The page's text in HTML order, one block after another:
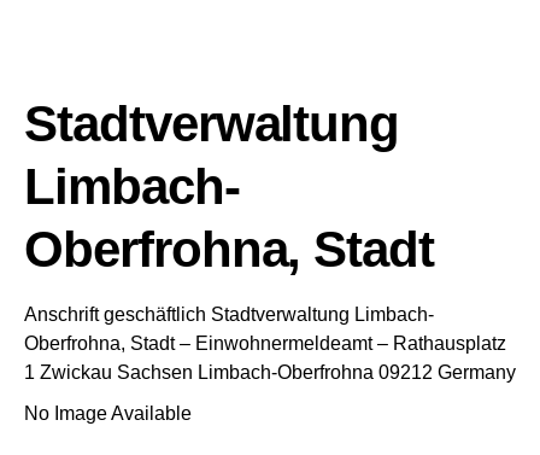
Stadtverwaltung
Limbach-
Oberfrohna, Stadt
Anschrift geschäftlich Stadtverwaltung Limbach-
Oberfrohna, Stadt – Einwohnermeldeamt – Rathausplatz
1 Zwickau Sachsen Limbach-Oberfrohna 09212 Germany
No Image Available